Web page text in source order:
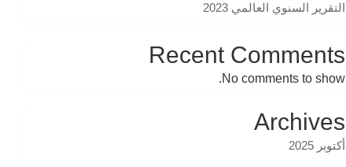
التقرير السنوي العالمي 2023
Recent Comments
No comments to show.
Archives
أكتوبر 2025